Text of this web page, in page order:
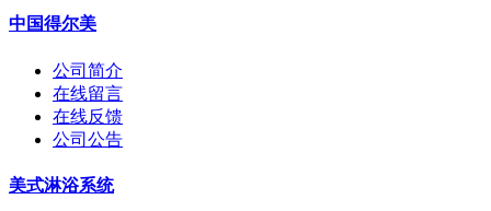
中国得尔美
公司简介
在线留言
在线反馈
公司公告
美式淋浴系统